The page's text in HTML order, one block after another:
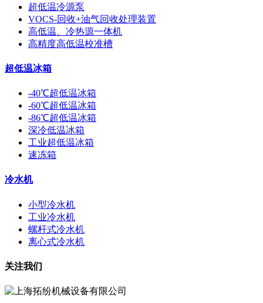
超低温冷源泵
VOCS-回收+油气回收处理装置
高低温、冷热源一体机
高精度高低温校准槽
超低温冰箱
-40℃超低温冰箱
-60℃超低温冰箱
-86℃超低温冰箱
深冷低温冰箱
工业超低温冰箱
速冻箱
冷水机
小型冷水机
工业冷水机
螺杆式冷水机
离心式冷水机
关注我们